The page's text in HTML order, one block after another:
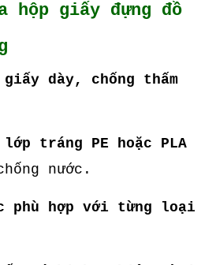
hộp giấy đựng đồ
dày, chống thấm
tráng PE hoặc PLA
nước.
phù hợp với từng loại